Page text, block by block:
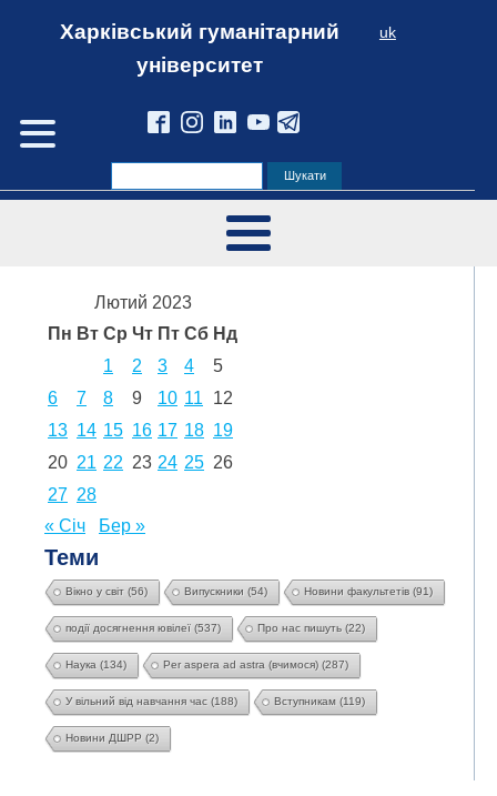
Харківський гуманітарний
університет
uk
Лютий 2023
Пн Вт Ср Чт Пт Сб Нд
1
2 3 4
5
6
7 8 9 10 11
12
13 14 15 16 17 18 19
20 21 22 23 24 25 26
27 28
« Січ
Бер »
Теми
Вікно у світ (56) Випускники (54) Новини факультетів (91)
події досягнення ювілеї (537) Про нас пишуть (22)
Наука (134) Per aspera ad astra (вчимося) (287)
У вільний від навчання час (188) Вступникам (119)
Новини ДШРР (2)